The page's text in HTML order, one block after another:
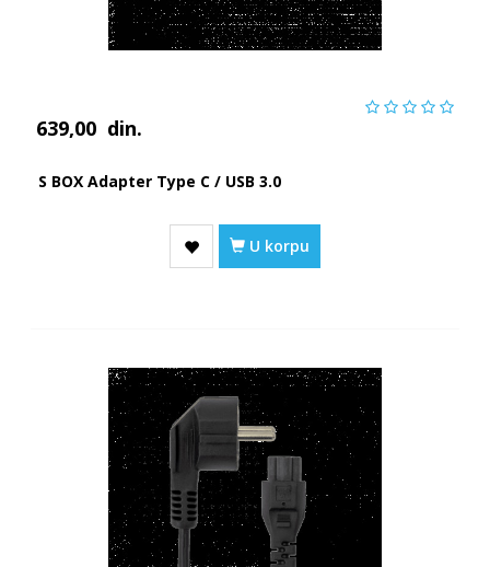
639,00 din.
S BOX Adapter Type C / USB 3.0
U korpu